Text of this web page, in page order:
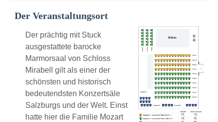
Der Veranstaltungsort
Der prächtig mit Stuck
ausgestattete barocke
Marmorsaal von Schloss
Mirabell gilt als einer der
schönsten und historisch
bedeutendsten Konzertsäle
Salzburgs und der Welt. Einst
hatte hier die Familie Mozart